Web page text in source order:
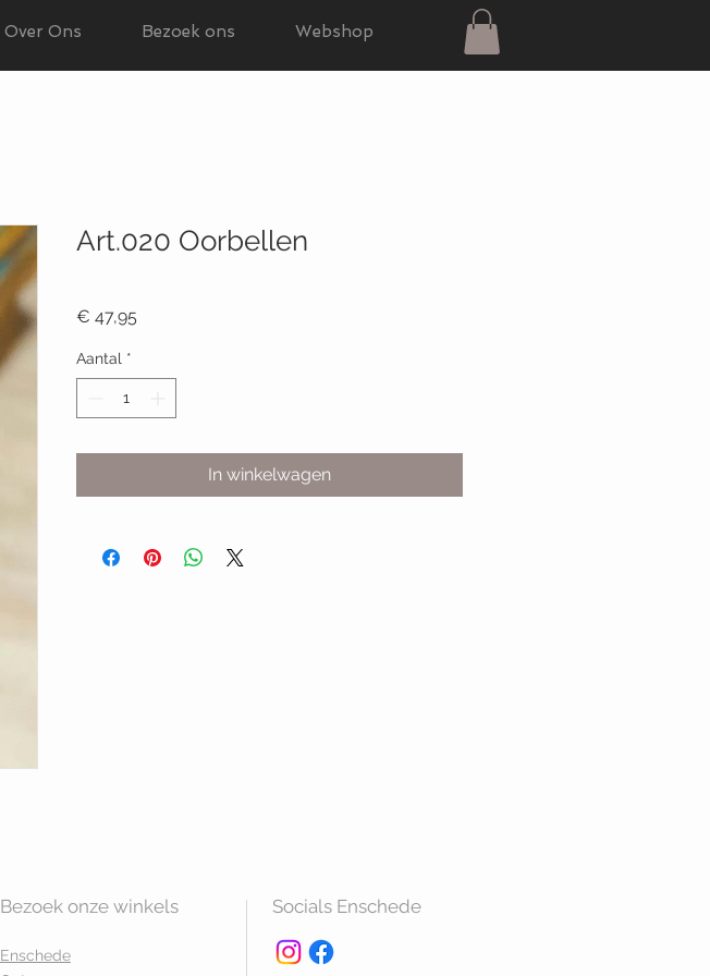
Over Ons Bezoek ons Webshop
Art.020 Oorbellen
€ 47,95
Aantal *
In winkelwagen
Bezoek onze winkels
Enschede
Socials Enschede